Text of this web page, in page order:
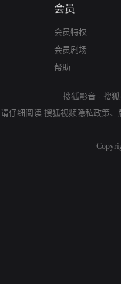
会员
会员特权
会员剧场
帮助
搜狐影音 - 搜
请仔细阅读 搜狐视频隐私政策、